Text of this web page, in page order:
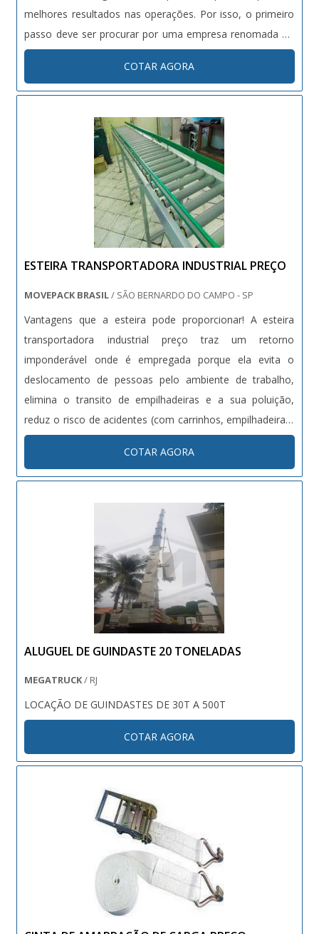
melhores resultados nas operações. Por isso, o primeiro
passo deve ser procurar por uma empresa renomada no
mercado que ofereça as melhores soluções. Roda de
carrinho de carga - Características Vários modelos de
roda de carrinho são enc....
COTAR AGORA
ESTEIRA TRANSPORTADORA INDUSTRIAL PREÇO
MOVEPACK BRASIL/ SÃO BERNARDO DO CAMPO - SP
Vantagens que a esteira pode proporcionar! A esteira
transportadora industrial preço traz um retorno
imponderável onde é empregada porque ela evita o
deslocamento de pessoas pelo ambiente de trabalho,
elimina o transito de empilhadeiras e a sua poluição,
reduz o risco de acidentes (com carrinhos, empilhadeiras)
e respectivos afastamentos. Principalmente, uma esteira
transportadora industrial - de qualquer tipo - impõe ritmo
e continuidade ao tra....
COTAR AGORA
ALUGUEL DE GUINDASTE 20 TONELADAS
MEGATRUCK/ RJ
LOCAÇÃO DE GUINDASTES DE 30T A 500T
COTAR AGORA